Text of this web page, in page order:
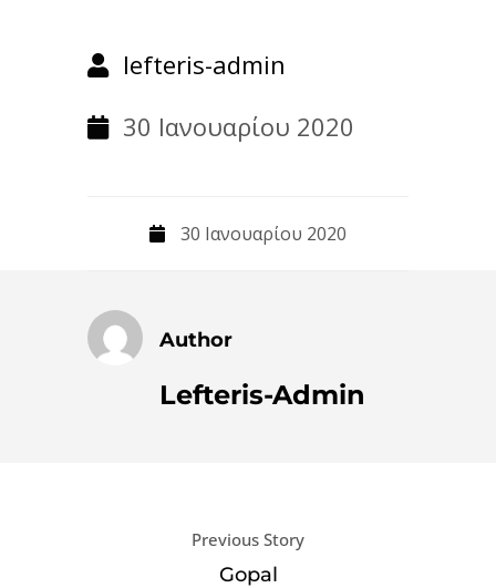
lefteris-admin
30 Ιανουαρίου 2020
30 Ιανουαρίου 2020
Author
Lefteris-Admin
Previous Story
Gopal